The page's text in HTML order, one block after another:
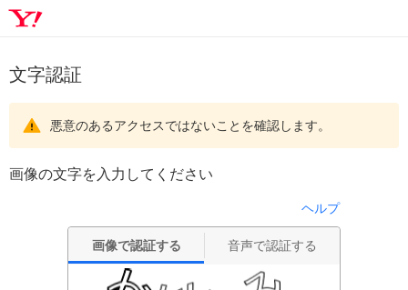
文字認証
悪意のあるアクセスではないことを確認します。
画像の文字を入力してください
ヘルプ
画像で認証する 音声で認証する